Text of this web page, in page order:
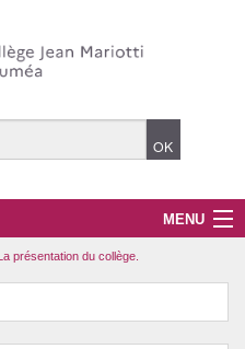
MENU
La présentation du collège.